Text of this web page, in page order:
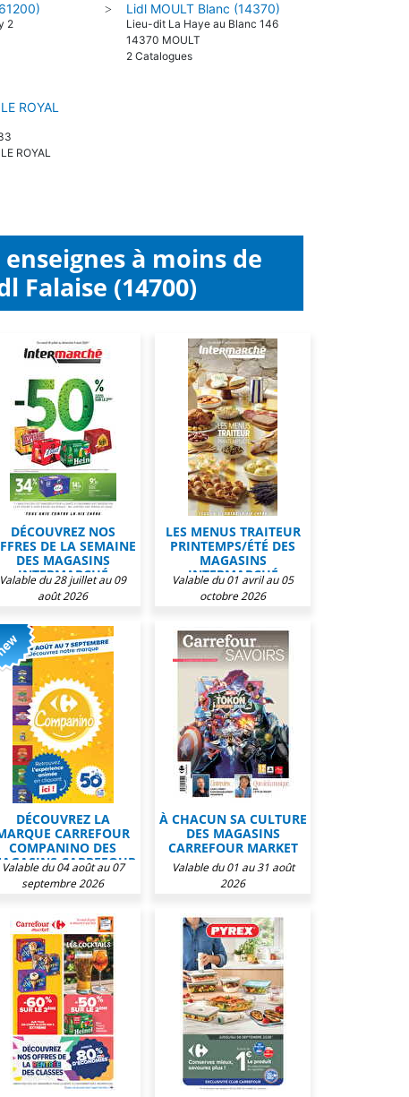
2
> Lidl MOULT Blanc (14370)
Lieu-dit La Haye au Blanc 146
14370 MOULT
2 Catalogues
ROYAL
ROYAL
à moins de
Falaise (14700)
DÉCOUVREZ NOS
DE LA SEMAINE
DES MAGASINS
INTERMARCHÉ
Valable du 28 juillet au 09
août 2026
LES MENUS TRAITEUR
PRINTEMPS/ÉTÉ DES
MAGASINS
INTERMARCHÉ
Valable du 01 avril au 05
octobre 2026
DÉCOUVREZ LA
CARREFOUR
COMPANINO DES
CARREFOUR
MARKET
Valable du 04 août au 07
septembre 2026
À CHACUN SA CULTURE
DES MAGASINS
CARREFOUR MARKET
Valable du 01 au 31 août
2026